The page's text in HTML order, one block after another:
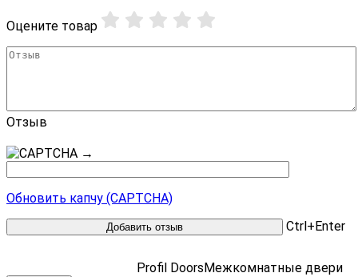
Оцените товар
Отзыв
→
Обновить капчу (CAPTCHA)
Ctrl+Enter
Profil Doors Межкомнатные двери